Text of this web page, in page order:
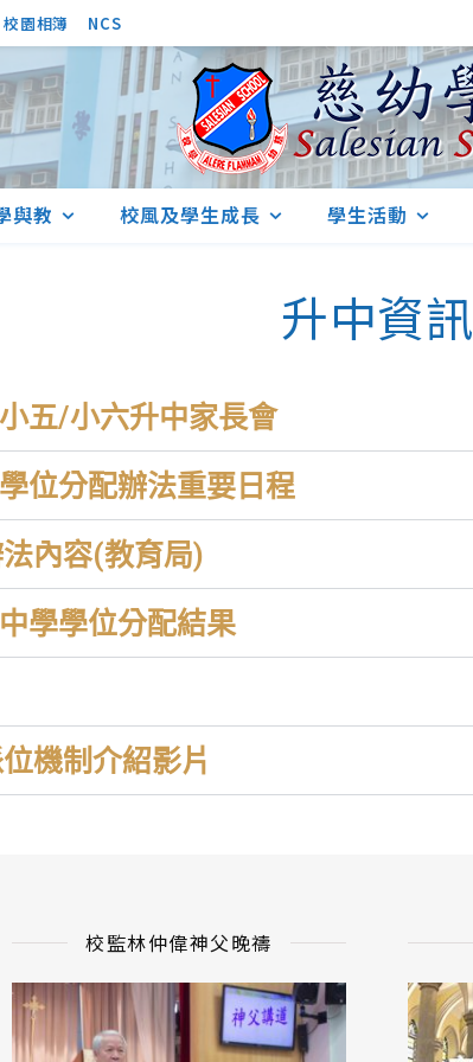
校園相簿 NCS
與教 校風及學生成長 學生活動
升中資訊
五/小六升中家長會
位分配辦法重要日程
內容(教育局)
學學位分配結果
機制介紹影片
校監林仲偉神父晚禱